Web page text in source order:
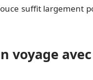
suffit largement
voyage